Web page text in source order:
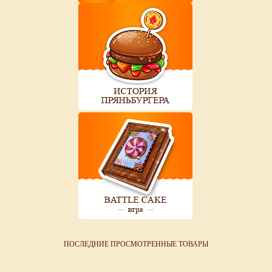
ПОСЛЕДНИЕ ПРОСМОТРЕННЫЕ ТОВАРЫ